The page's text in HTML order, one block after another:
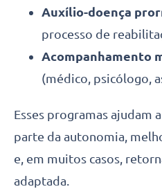
Auxílio-doença
processo de
Acompanhamento
(médico, psicólogo,
Esses programas ajudam
parte da autonomia,
e, em muitos casos,
adaptada.